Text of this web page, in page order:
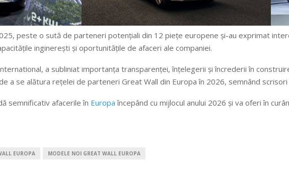
peste o sută de parteneri potențiali din 12 piețe europene și-au exprimat
inginerești și oportunitățile de afaceri ale companiei.
a subliniat importanța transparenței, înțelegerii și încrederii în
a se alătura rețelei de parteneri Great Wall din Europa în 2026, semnând
semnificativ afacerile în Europa începând cu mijlocul anului 2026 și va oferi în
EUROPA MODELE NOI GREAT WALL EUROPA